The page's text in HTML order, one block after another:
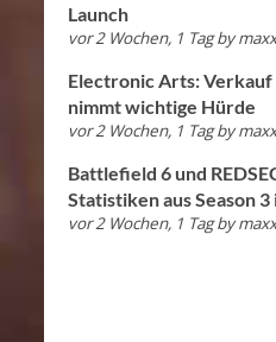
Launch
vor 2 Wochen, 1 Tag bymaxx
Electronic Arts: Verkauf
nimmt wichtige Hürde
vor 2 Wochen, 1 Tag bymaxx
Battlefield 6 und
Statistiken aus Season
vor 2 Wochen, 1 Tag bymaxx